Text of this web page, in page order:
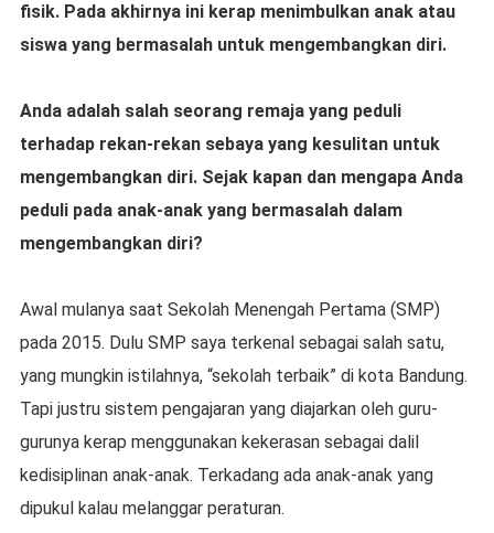
fisik. Pada akhirnya ini kerap menimbulkan anak atau
siswa yang bermasalah untuk mengembangkan diri.
Anda adalah salah seorang remaja yang peduli
terhadap rekan-rekan sebaya yang kesulitan untuk
mengembangkan diri. Sejak kapan dan mengapa Anda
peduli pada anak-anak yang bermasalah dalam
mengembangkan diri?
Awal mulanya saat Sekolah Menengah Pertama (SMP)
pada 2015. Dulu SMP saya terkenal sebagai salah satu,
yang mungkin istilahnya, “sekolah terbaik” di kota Bandung.
Tapi justru sistem pengajaran yang diajarkan oleh guru-
gurunya kerap menggunakan kekerasan sebagai dalil
kedisiplinan anak-anak. Terkadang ada anak-anak yang
dipukul kalau melanggar peraturan.